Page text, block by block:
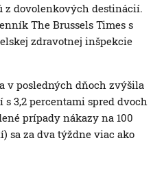
z dovolenkových destinácií.
The Brussels Times s
zdravotnej inšpekcie
v posledných dňoch zvýšila
3,2 percentami spred dvoch
prípady nákazy na 100
sa za dva týždne viac ako